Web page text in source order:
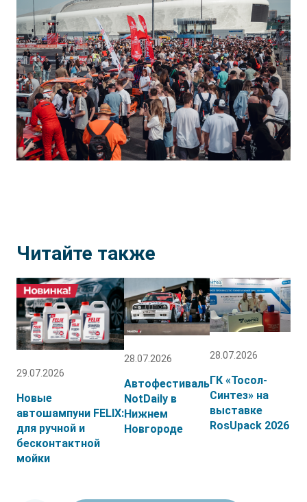
Читайте также
29.07.2026
Новые
автошампуни FELIX:
для ручной и
бесконтактной
мойки
28.07.2026
Автофестиваль
NotDaily в
Нижнем
Новгороде
28.07.2026
ГК «Тосол-
Синтез» на
выставке
RosUpack 2026